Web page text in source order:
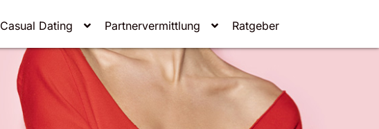
Casual Dating Partnervermittlung Ratgeber